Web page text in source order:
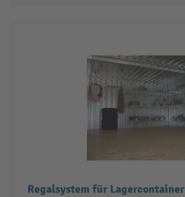
Regalsystem für Lagercontainer